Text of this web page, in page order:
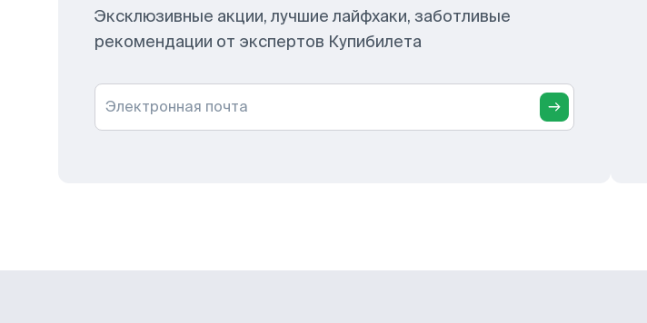
Эксклюзивные акции, лучшие лайфхаки, заботливые
рекомендации от экспертов Купибилета
Электронная почта